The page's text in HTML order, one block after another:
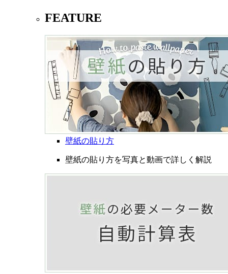
FEATURE
壁紙の貼り方
壁紙の貼り方を写真と動画で詳しく解説